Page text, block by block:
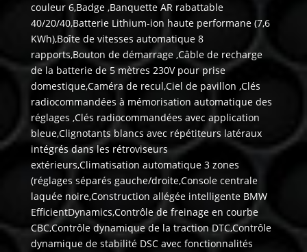
couleur 6,Badge ,Banquette AR rabattable
40/20/40,Batterie Lithium-ion haute performane (7,6
KWh),Boîte de vitesses automatique 8
rapports,Bouton de démarrage ,Câble de recharge
de la batterie de 5 mètres 230V pour prise
domestique,Caméra de recul,Ciel de pavillon ,Clés
radiocommandées à mémorisation automatique des
réglages ,Clés radiocommandées avec application
bleue,Clignotants blancs avec répétiteurs latéraux
intégrés dans les rétroviseurs
extérieurs,Climatisation automatique 3 zones
(réglages séparés gauche/droite,Console centrale
laquée noire,Construction allégée intelligente BMW
EfficientDynamics,Contrôle de freinage en courbe
CBC,Contrôle dynamique de la traction DTC,Contrôle
dynamique de stabilité DSC avec fonctionnalités